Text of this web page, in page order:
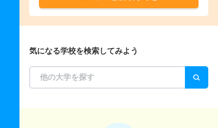
気になる学校を検索してみよう